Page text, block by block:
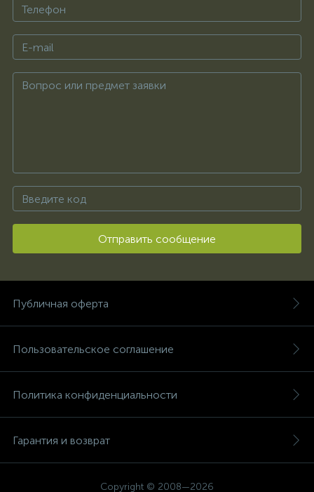
Отправить сообщение
Публичная оферта
Пользовательское соглашение
Политика конфиденциальности
Гарантия и возврат
Copyright © 2008—2026